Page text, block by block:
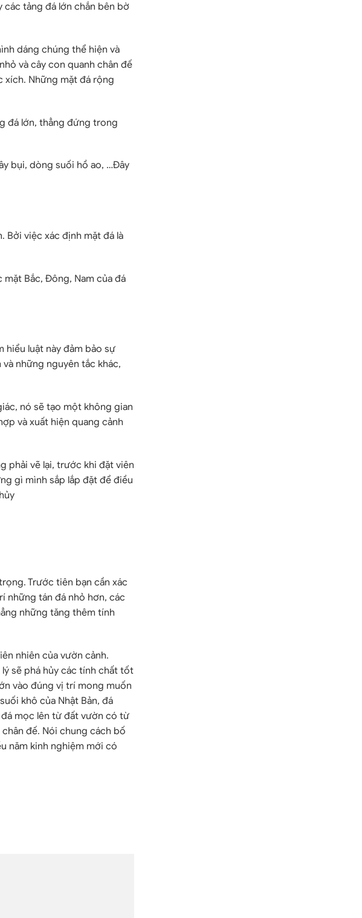
tảng đá lớn chắn bên bờ
dáng chúng thể hiện và
và cây con quanh chân đế
xích. Những mặt đá rộng
đá lớn, thẳng đứng trong
bụi, dòng suối hồ ao, …Đây
Bởi việc xác định mặt đá là
Bắc, Đông, Nam của đá
hiểu luật này đảm bảo sự
những nguyên tắc khác,
nó sẽ tạo một không gian
và xuất hiện quang cảnh
phải vẽ lại, trước khi đặt viên
gì mình sắp lắp đặt để điều
Trước tiên bạn cần xác
những tán đá nhỏ hơn, các
những tăng thêm tính
nhiên của vườn cảnh.
sẽ phá hủy các tính chất tốt
vào đúng vị trí mong muốn
khô của Nhật Bản, đá
đá mọc lên từ đất vườn có từ
đế. Nói chung cách bố
năm kinh nghiệm mới có